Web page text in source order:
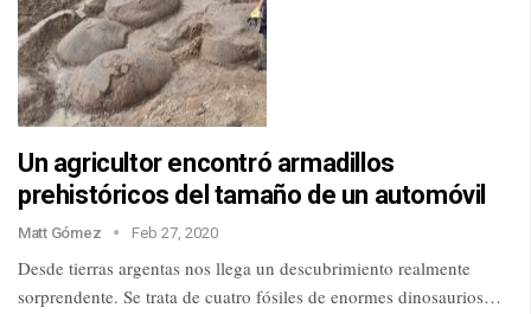
Un agricultor encontró armadillos
prehistóricos del tamaño de un automóvil
Matt Gómez Feb 27, 2020
Desde tierras argentas nos llega un descubrimiento realmente
sorprendente. Se trata de cuatro fósiles de enormes dinosaurios…